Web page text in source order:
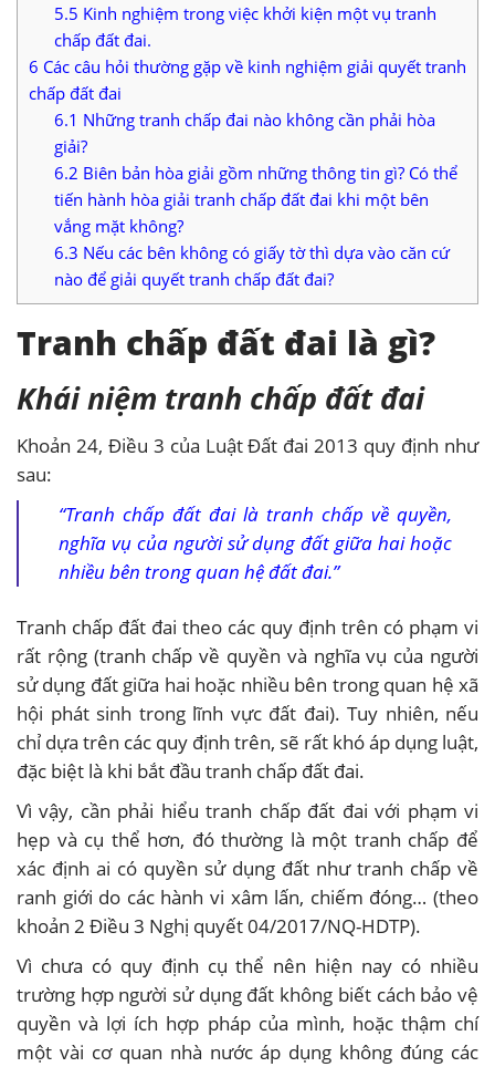
5.5 Kinh nghiệm trong việc khởi kiện một vụ tranh
chấp đất đai.
6 Các câu hỏi thường gặp về kinh nghiệm giải quyết tranh
chấp đất đai
6.1 Những tranh chấp đai nào không cần phải hòa
giải?
6.2 Biên bản hòa giải gồm những thông tin gì? Có thể
tiến hành hòa giải tranh chấp đất đai khi một bên
vắng mặt không?
6.3 Nếu các bên không có giấy tờ thì dựa vào căn cứ
nào để giải quyết tranh chấp đất đai?
Tranh chấp đất đai là gì?
Khái niệm tranh chấp đất đai
Khoản 24, Điều 3 của Luật Đất đai 2013 quy định như
sau:
“Tranh chấp đất đai là tranh chấp về quyền,
nghĩa vụ của người sử dụng đất giữa hai hoặc
nhiều bên trong quan hệ đất đai.”
Tranh chấp đất đai theo các quy định trên có phạm vi
rất rộng (tranh chấp về quyền và nghĩa vụ của người
sử dụng đất giữa hai hoặc nhiều bên trong quan hệ xã
hội phát sinh trong lĩnh vực đất đai). Tuy nhiên, nếu
chỉ dựa trên các quy định trên, sẽ rất khó áp dụng luật,
đặc biệt là khi bắt đầu tranh chấp đất đai.
Vì vậy, cần phải hiểu tranh chấp đất đai với phạm vi
hẹp và cụ thể hơn, đó thường là một tranh chấp để
xác định ai có quyền sử dụng đất như tranh chấp về
ranh giới do các hành vi xâm lấn, chiếm đóng… (theo
khoản 2 Điều 3 Nghị quyết 04/2017/NQ-HDTP).
Vì chưa có quy định cụ thể nên hiện nay có nhiều
trường hợp người sử dụng đất không biết cách bảo vệ
quyền và lợi ích hợp pháp của mình, hoặc thậm chí
một vài cơ quan nhà nước áp dụng không đúng các